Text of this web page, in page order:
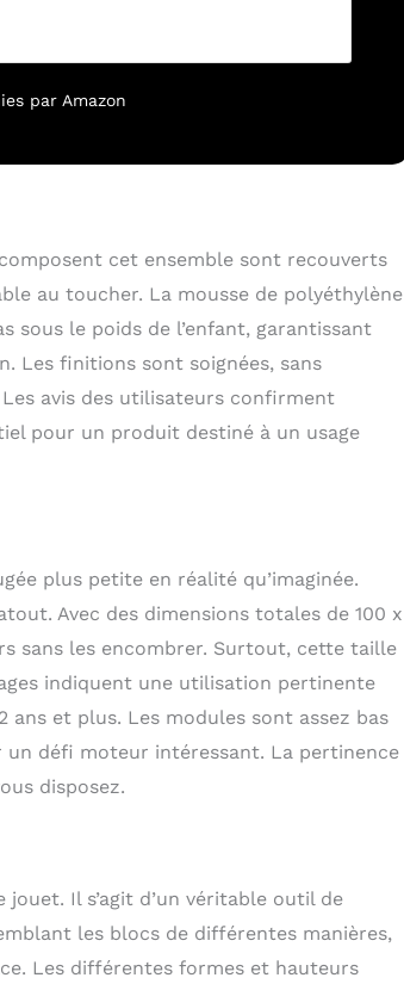
l'équilibre et la conscience
sûr et rassurant – Recouvert de
et sans texture rugueuse, pour un
jouet CE strictes, avec un contrôle
par Amazon
cet ensemble sont recouverts
au toucher. La mousse de polyéthylène
sous le poids de l’enfant, garantissant
Les finitions sont soignées, sans
avis des utilisateurs confirment
pour un produit destiné à un usage
plus petite en réalité qu’imaginée.
Avec des dimensions totales de 100 x
sans les encombrer. Surtout, cette taille
indiquent une utilisation pertinente
ans et plus. Les modules sont assez bas
défi moteur intéressant. La pertinence
disposez.
Il s’agit d’un véritable outil de
les blocs de différentes manières,
Les différentes formes et hauteurs